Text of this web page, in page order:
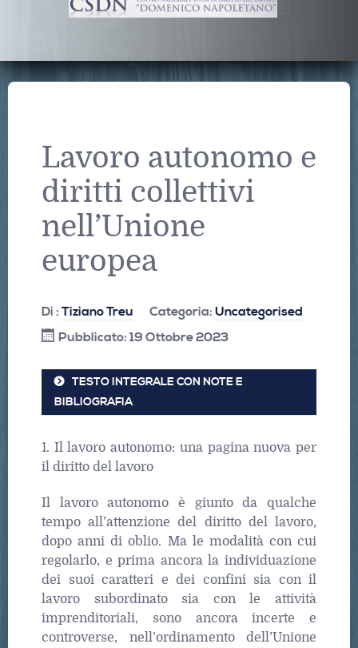
Lavoro autonomo e
diritti collettivi
nell’Unione
europea
Di : Tiziano Treu Categoria: Uncategorised
Pubblicato: 19 Ottobre 2023
TESTO INTEGRALE CON NOTE E
BIBLIOGRAFIA
1. Il lavoro autonomo: una pagina nuova per
il diritto del lavoro
Il lavoro autonomo è giunto da qualche
tempo all’attenzione del diritto del lavoro,
dopo anni di oblio. Ma le modalità con cui
regolarlo, e prima ancora la individuazione
dei suoi caratteri e dei confini sia con il
lavoro subordinato sia con le attività
imprenditoriali, sono ancora incerte e
controverse, nell’ordinamento dell’Unione